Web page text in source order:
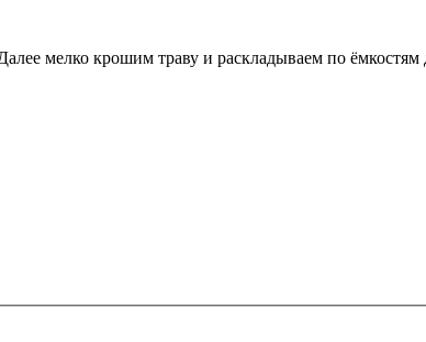
мелко крошим траву и раскладываем по ёмкостям